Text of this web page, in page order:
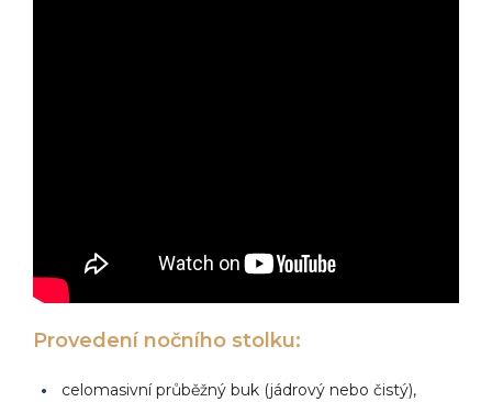
Provedení nočního stolku:
celomasivní průběžný buk (jádrový nebo čistý),